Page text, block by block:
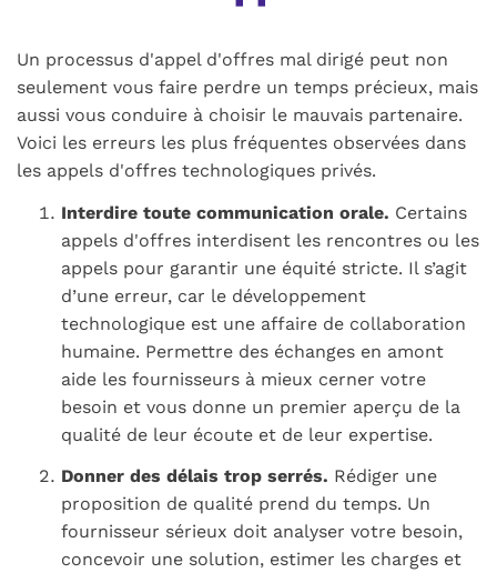
Un processus d'appel d'offres mal dirigé peut non
seulement vous faire perdre un temps précieux, mais
aussi vous conduire à choisir le mauvais partenaire.
Voici les erreurs les plus fréquentes observées dans
les appels d'offres technologiques privés.
Interdire toute communication orale. Certains
appels d'offres interdisent les rencontres ou les
appels pour garantir une équité stricte. Il s’agit
d’une erreur, car le développement
technologique est une affaire de collaboration
humaine. Permettre des échanges en amont
aide les fournisseurs à mieux cerner votre
besoin et vous donne un premier aperçu de la
qualité de leur écoute et de leur expertise.
Donner des délais trop serrés. Rédiger une
proposition de qualité prend du temps. Un
fournisseur sérieux doit analyser votre besoin,
concevoir une solution, estimer les charges et